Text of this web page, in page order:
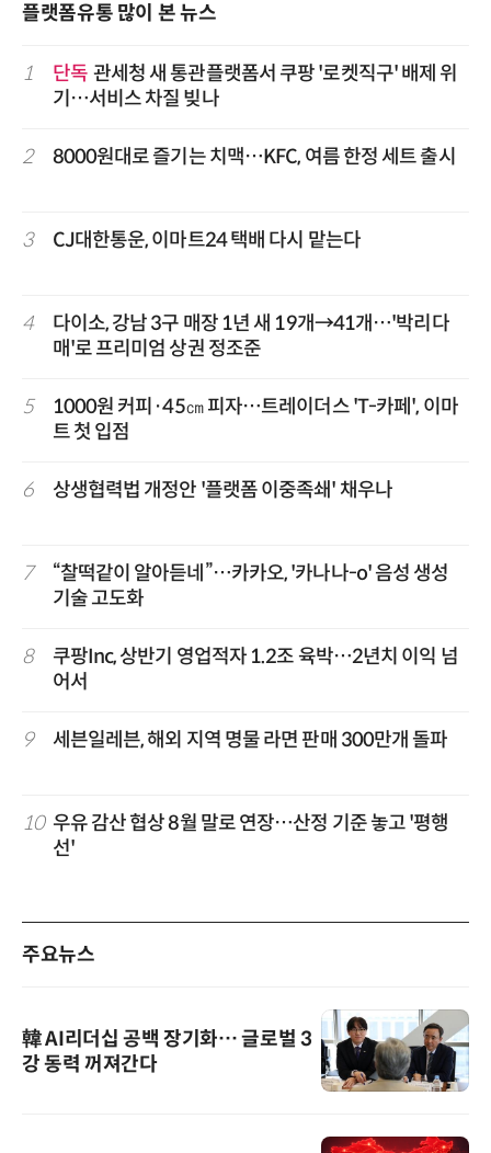
플랫폼유통 많이 본 뉴스
1 단독 관세청 새 통관플랫폼서 쿠팡 '로켓직구' 배제 위
기…서비스 차질 빚나
2 8000원대로 즐기는 치맥…KFC, 여름 한정 세트 출시
3 CJ대한통운, 이마트24 택배 다시 맡는다
4
다이소, 강남 3구 매장 1년 새 19개→41개…'박리다
매'로 프리미엄 상권 정조준
5
1000원 커피·45㎝ 피자…트레이더스 'T-카페', 이마
트 첫 입점
6 상생협력법 개정안 '플랫폼 이중족쇄' 채우나
7
“찰떡같이 알아듣네”…카카오, '카나나-o' 음성 생성
기술 고도화
8
쿠팡Inc, 상반기 영업적자 1.2조 육박…2년치 이익 넘
어서
9 세븐일레븐, 해외 지역 명물 라면 판매 300만개 돌파
10 우유 감산 협상 8월 말로 연장…산정 기준 놓고 '평행
선'
주요뉴스
韓 AI리더십 공백 장기화… 글로벌 3
강 동력 꺼져간다